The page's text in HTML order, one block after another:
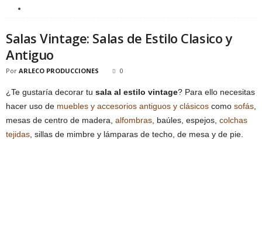
Salas Vintage: Salas de Estilo Clasico y
Antiguo
Por ARLECO PRODUCCIONES 0
¿Te gustaría decorar tu sala al estilo vintage? Para ello necesitas
hacer uso de muebles y accesorios antiguos y clásicos como sofás
mesas de centro de madera, alfombras , baúles, espejos, colchas
tejidas , sillas de mimbre y lámparas de techo, de mesa y de pie.